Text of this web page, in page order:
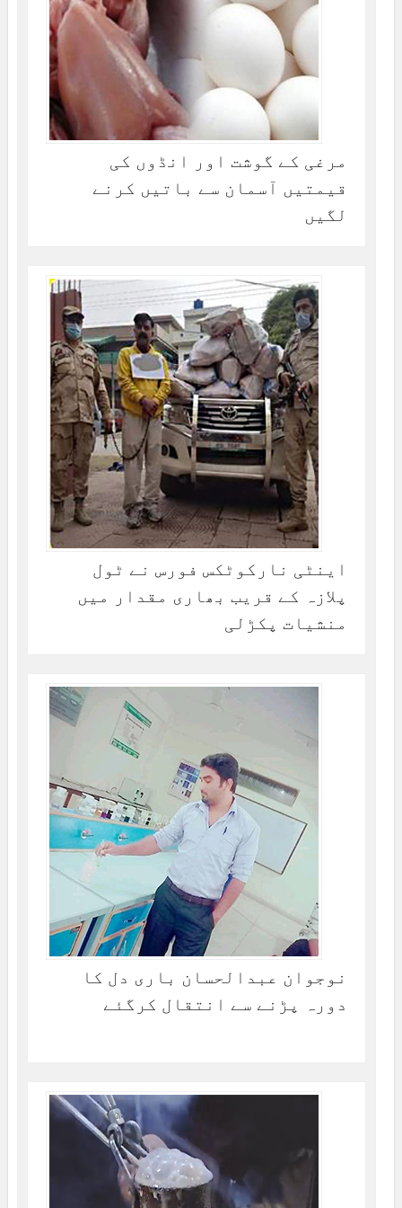
مرغی کے گوشت اور انڈوں کی
قیمتیں آسمان سے باتیں کرنے
لگیں
اینٹی نارکوٹکس فورس نے ٹول
پلازہ کے قریب بھاری مقدار میں
منشیات پکڑلی
نوجوان عبدالحسان باری دل کا
دورہ پڑنے سے انتقال کرگئے